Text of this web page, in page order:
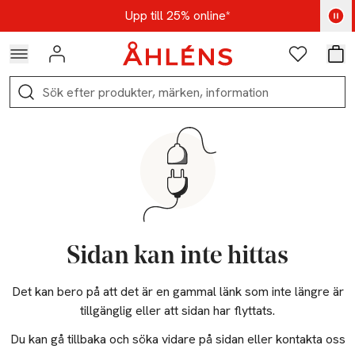
Hoppa till navigationsmenynUpp till 25% online*
Kod: AUG25 - Shoppa nu
Logga in Favoriter
Sök
Sidan kan inte hittas
Det kan bero på att det är en gammal länk som inte längre är
tillgänglig eller att sidan har flyttats.
Du kan gå tillbaka och söka vidare på sidan eller kontakta oss